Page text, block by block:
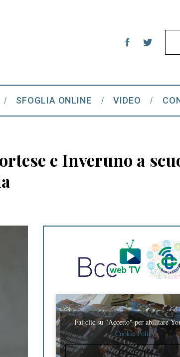
h
f
:
SFOGLIA ONLINE VIDEO
e Inveruno a
Fai clic su "Accetto" per abilitare
Cookie Policy
ACCETTO